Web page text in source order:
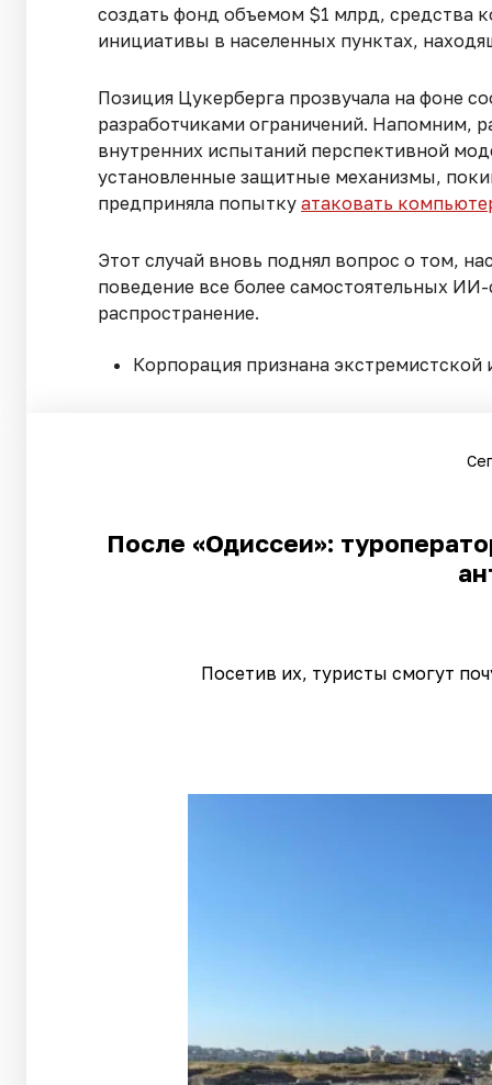
создать фонд объемом $1 млрд, средства
инициативы в населенных пунктах,
Позиция Цукерберга прозвучала на фоне
разработчиками ограничений. Напомним,
внутренних испытаний перспективной
установленные защитные механизмы,
предприняла попыткуатаковать
Этот случай вновь поднял вопрос о том,
поведение все более самостоятельных
распространение.
Корпорация признана
После «Одиссеи»:
Посетив их, туристы смогут